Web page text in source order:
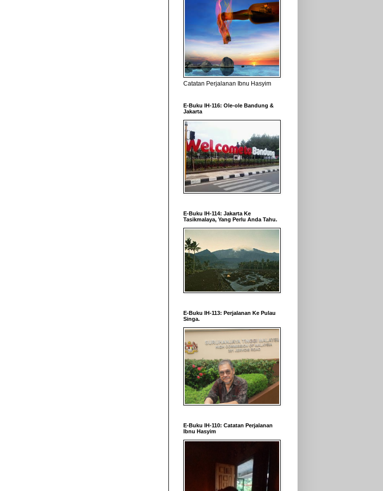
Catatan Perjalanan Ibnu Hasyim
E-Buku IH-116: Ole-ole Bandung &
Jakarta
E-Buku IH-114: Jakarta Ke
Tasikmalaya, Yang Perlu Anda Tahu.
E-Buku IH-113: Perjalanan Ke Pulau
Singa.
E-Buku IH-110: Catatan Perjalanan
Ibnu Hasyim